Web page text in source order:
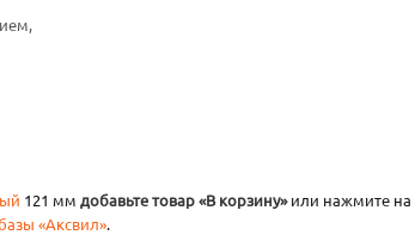
121 мм добавьте товар «В корзину»или нажмите на
«Аксвил».